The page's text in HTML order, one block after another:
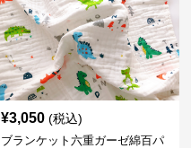
¥3,050 (税込)
ブランケット六重ガーゼ綿百パ